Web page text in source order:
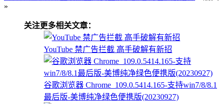
»
关注更多相关文章：
YouTube 禁广告拦截 高手破解有新招
谷歌浏览器 Chrome_109.0.5414.165-支持win7/8/8.1
最后版-美博纯净绿色便携版(20230927)